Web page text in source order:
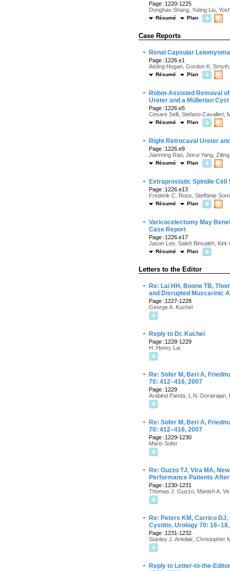
Page :1220-1225
Donghao Shang, Yuting Liu,
Résumé Plan
Case Reports
· Renal Capsular Leiomyoma
Page :1226.e1
Aisling Hogan, Gordon K.
Résumé Plan
·
Robot-Assisted Removal
Ureter and a Müllerian
Page :1226.e5
Cesare Selli, Stefano Cavalleri,
Résumé Plan
· Right Retrocaval Ureter
Page :1226.e9
Jianming Rao, Jinrui Yang,
Résumé Plan
· Extraprostatic Spindle Cell
Page :1226.e13
Frederik C. Roos, Steffanie
Résumé Plan
· Varicocelectomy May
Case Report
Page :1226.e17
Jason Lee, Saleh Binsaleh, Kirk
Résumé Plan
Letters to the Editor
·
Re: Lai HH, Boone TB,
and Disrupted Muscarinic
Page :1227-1228
George A. Kuchel
· Reply to Dr. Kuchel
Page :1228-1229
H. Henry Lai
·
Re: Sofer M, Beri A,
70: 412–416, 2007
Page :1229
Arabind Panda, L.N.
·
Re: Sofer M, Beri A,
70: 412–416, 2007
Page :1229-1230
Mario Sofer
·
Re: Guzzo TJ, Vira MA,
Performance Patients
Page :1230-1231
Thomas J. Guzzo, Manish A.
·
Re: Peters KM, Carrico
Cystitis. Urology 70:
Page :1231-1232
Stanley J. Antolak, Christopher
·
Reply to Letter-to-the-